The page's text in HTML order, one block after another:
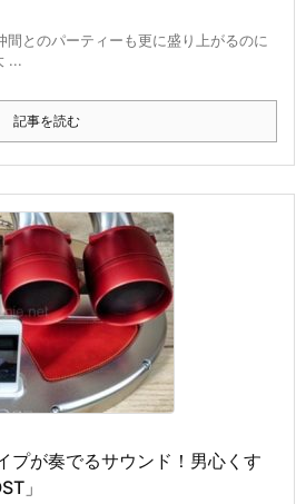
間とのパーティーも更に盛り上がるのに
...
記事を読む
プが奏でるサウンド！男心くす
」